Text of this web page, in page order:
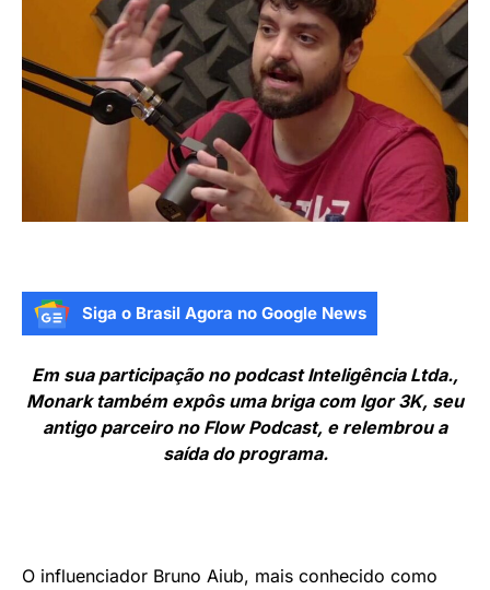
Siga o Brasil Agora no Google News
Em sua participação no podcast Inteligência Ltda.,
Monark também expôs uma briga com Igor 3K, seu
antigo parceiro no Flow Podcast, e relembrou a
saída do programa.
O influenciador Bruno Aiub, mais conhecido como